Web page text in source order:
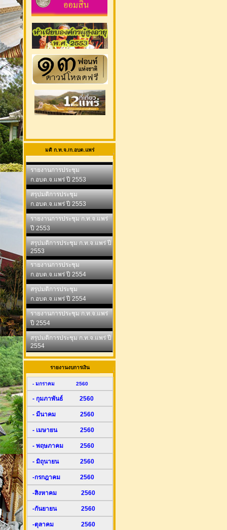
มติ ก.ท.จ./ก.อบต.แพร่
รายงานการประชุม
ก.อบต.จ.แพร่ ปี 2553
สรุปมติการประชุม
ก.อบต.จ.แพร่ ปี 2553
รายงานการประชุม ก.ท.จ.แพร่
ปี 2553
สรุปมติการประชุม ก.ท.จ.แพร่ ปี
2553
รายงานการประชุม
ก.อบต.จ.แพร่ ปี 2554
สรุปมติการประชุม
ก.อบต.จ.แพร่ ปี 2554
รายงานการประชุม ก.ท.จ.แพร่
ปี 2554
สรุปมติการประชุม ก.ท.จ.แพร่ ปี
2554
รายงานงบการเงิน
- มกราคม 2560
- กุมภาพันธ์ 2560
- มีนาคม 2560
- เมษายน 2560
- พฤษภาคม 2560
- มิถุนายน 2560
-กรกฎาคม 2560
-สิงหาคม 2560
-กันยายน 2560
-ตุลาคม 2560